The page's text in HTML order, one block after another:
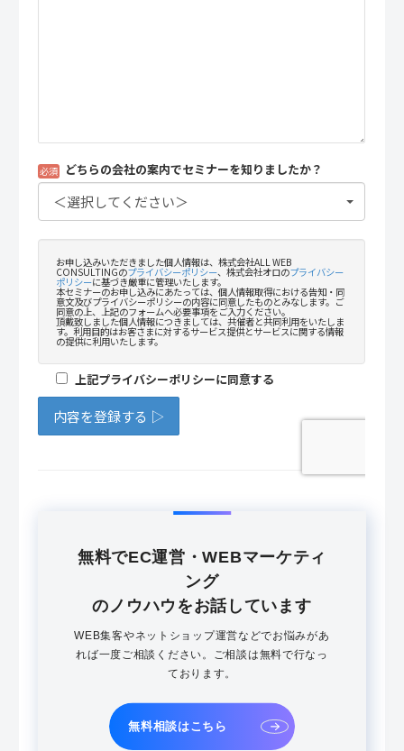
無料でEC運営・WEBマーケティ
ング
のノウハウをお話しています
WEB集客やネットショップ運営などでお悩みがあ
れば一度ご相談ください。ご相談は無料で行なっ
ております。
無料相談はこちら